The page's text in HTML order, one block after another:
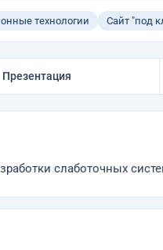
технологии Сайт "под
Презентация
слаботочных